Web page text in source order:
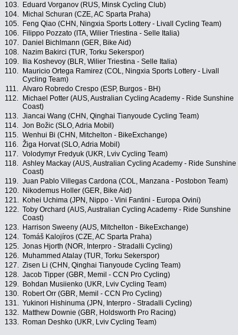
103.
Eduard Vorganov (RUS, Minsk Cycling Club)
104.
Michal Schuran (CZE, AC Sparta Praha)
105.
Feng Qiao (CHN, Ningxia Sports Lottery - Livall Cycling Team)
106.
Filippo Pozzato (ITA, Wilier Triestina - Selle Italia)
107.
Daniel Bichlmann (GER, Bike Aid)
108.
Nazim Bakirci (TUR, Torku Sekerspor)
109.
Ilia Koshevoy (BLR, Wilier Triestina - Selle Italia)
110.
Mauricio Ortega Ramirez (COL, Ningxia Sports Lottery - Livall
Cycling Team)
111. Alvaro Robredo Crespo (ESP, Burgos - BH)
112.
Michael Potter (AUS, Australian Cycling Academy - Ride Sunshine
Coast)
113. Jiancai Wang (CHN, Qinghai Tianyoude Cycling Team)
114. Jon Božic (SLO, Adria Mobil)
115. Wenhui Bi (CHN, Mitchelton - BikeExchange)
116. Žiga Horvat (SLO, Adria Mobil)
117. Volodymyr Fredyuk (UKR, Lviv Cycling Team)
118. Ashley Mackay (AUS, Australian Cycling Academy - Ride Sunshine
Coast)
119. Juan Pablo Villegas Cardona (COL, Manzana - Postobon Team)
120.
Nikodemus Holler (GER, Bike Aid)
121.
Kohei Uchima (JPN, Nippo - Vini Fantini - Europa Ovini)
122. Toby Orchard (AUS, Australian Cycling Academy - Ride Sunshine
Coast)
123. Harrison Sweeny (AUS, Mitchelton - BikeExchange)
124. Tomáš Kalojíros (CZE, AC Sparta Praha)
125. Jonas Hjorth (NOR, Interpro - Stradalli Cycling)
126.
Muhammed Atalay (TUR, Torku Sekerspor)
127. Zisen Li (CHN, Qinghai Tianyoude Cycling Team)
128. Jacob Tipper (GBR, Memil - CCN Pro Cycling)
129.
Bohdan Musiienko (UKR, Lviv Cycling Team)
130.
Robert Orr (GBR, Memil - CCN Pro Cycling)
131. Yukinori Hishinuma (JPN, Interpro - Stradalli Cycling)
132.
Matthew Downie (GBR, Holdsworth Pro Racing)
133.
Roman Deshko (UKR, Lviv Cycling Team)